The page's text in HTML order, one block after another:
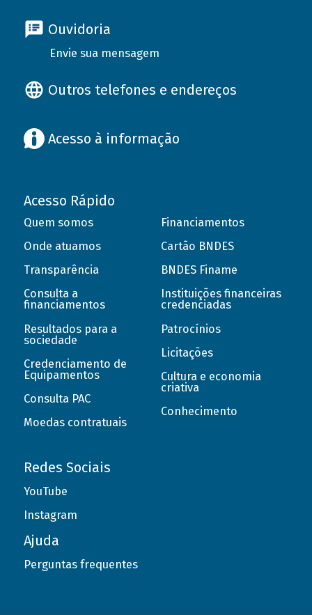
Ouvidoria
Envie sua mensagem
Outros telefones e endereços
Acesso à informação
Acesso Rápido
Quem somos
Onde atuamos
Transparência
Consulta a
financiamentos
Resultados para a
sociedade
Credenciamento de
Equipamentos
Consulta PAC
Moedas contratuais
Financiamentos
Cartão BNDES
BNDES Finame
Instituições financeiras
credenciadas
Patrocínios
Licitações
Cultura e economia
criativa
Conhecimento
Redes Sociais
YouTube
Instagram
Ajuda
Perguntas frequentes